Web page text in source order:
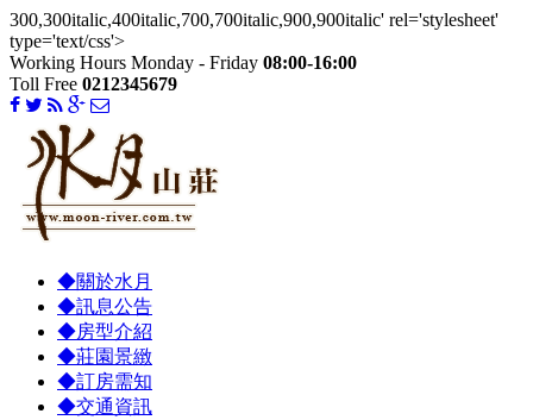
300,300italic,400italic,700,700italic,900,900italic' rel='stylesheet'
type='text/css'>
Working Hours Monday - Friday 08:00-16:00
Toll Free 0212345679
◆關於水月
◆訊息公告
◆房型介紹
◆莊園景緻
◆訂房需知
◆交通資訊